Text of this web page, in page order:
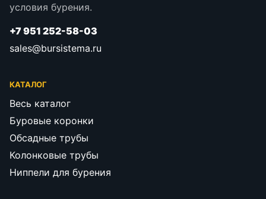
условия бурения.
+7 951 252-58-03
sales@bursistema.ru
КАТАЛОГ
Весь каталог
Буровые коронки
Обсадные трубы
Колонковые трубы
Ниппели для бурения